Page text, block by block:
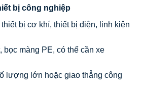
bị công nghiệp
thiết bị cơ khí, thiết bị điện, linh kiện
bọc màng PE, có thể cần xe
lượng lớn hoặc giao thẳng công